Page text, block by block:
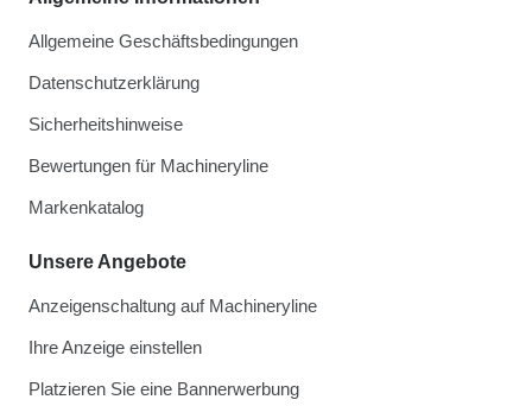
Allgemeine Geschäftsbedingungen
Datenschutzerklärung
Sicherheitshinweise
Bewertungen für Machineryline
Markenkatalog
Unsere Angebote
Anzeigenschaltung auf Machineryline
Ihre Anzeige einstellen
Platzieren Sie eine Bannerwerbung